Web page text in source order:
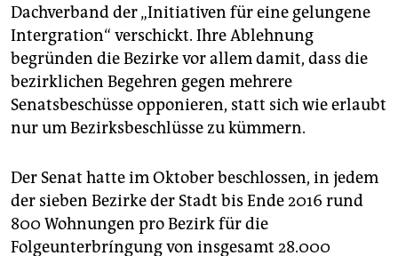
Dachverband der „Initiativen für eine gelungene
Intergration“ verschickt. Ihre Ablehnung
begründen die Bezirke vor allem damit, dass die
bezirklichen Begehren gegen mehrere
Senatsbeschüsse opponieren, statt sich wie erlaubt
nur um Bezirksbeschlüsse zu kümmern.
Der Senat hatte im Oktober beschlossen, in jedem
der sieben Bezirke der Stadt bis Ende 2016 rund
800 Wohnungen pro Bezirk für die
Folgeunterbríngung von insgesamt 28.000